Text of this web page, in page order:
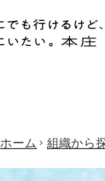
ホーム 組織から